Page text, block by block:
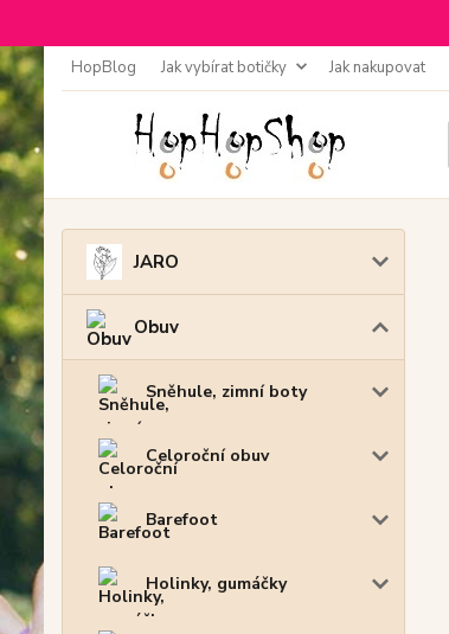
HopBlog Jak vybírat botičky Jak nakupovat
JARO
Obuv
Sněhule, zimní boty
Celoroční obuv
Barefoot
Holinky, gumáčky